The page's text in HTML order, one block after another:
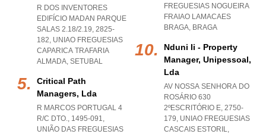
R DOS INVENTORES
EDIFÍCIO MADAN PARQUE
SALAS 2.18/2.19, 2825-
182, UNIAO FREGUESIAS
CAPARICA TRAFARIA
ALMADA, SETUBAL
Critical Path
Managers, Lda
R MARCOS PORTUGAL 4
R/C DTO., 1495-091,
UNIÃO DAS FREGUESIAS
FREGUESIAS NOGUEIRA
FRAIAO LAMACAES
BRAGA, BRAGA
Nduni Ii - Property
Manager, Unipessoal,
Lda
AV NOSSA SENHORA DO
ROSÁRIO 630
2ºESCRITÓRIO E, 2750-
179, UNIAO FREGUESIAS
CASCAIS ESTORIL,